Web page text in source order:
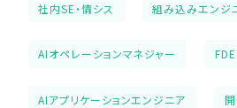
社内SE・情シス 組み込みエンジ
AIオペレーションマネジャー FDE
AIアプリケーションエンジニア